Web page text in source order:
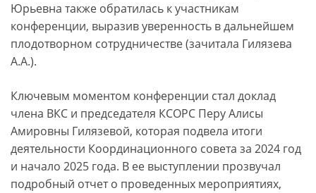
Юрьевна также обратилась к участникам
конференции, выразив уверенность в дальнейшем
плодотворном сотрудничестве (зачитала Гилязева
А.А.).
Ключевым моментом конференции стал доклад
члена ВКС и председателя КСОРС Перу Алисы
Амировны Гилязевой, которая подвела итоги
деятельности Координационного совета за 2024 год
и начало 2025 года. В ее выступлении прозвучал
подробный отчет о проведенных мероприятиях,